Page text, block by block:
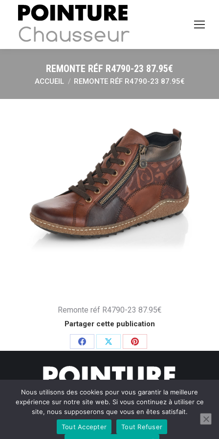
REMONTE RÉF R4790-23 87.95€
Vous êtes ici :
ACCUEIL REMONTE RÉF R4790-23 87.95€
Remonte réf R4790-23 87.95€
Partager cette publication
Partager
Facebook
PartagerPartager
Pinterest
© Pointure Chausseurs - 2020. Dream-Theme — truly
Nous utilisons des cookies pour vous garantir la meilleure
expérience sur notre site web. Si vous continuez à utiliser ce
site, nous supposerons que vous en êtes satisfait.
Tout Accepter
Tout Refuser